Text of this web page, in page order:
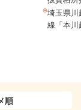
埼玉県川
線「本川